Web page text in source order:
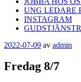
UNG LEDARE
INSTAGRAM
Publicerat
2022-07-09 av admin
Fredag 8/7